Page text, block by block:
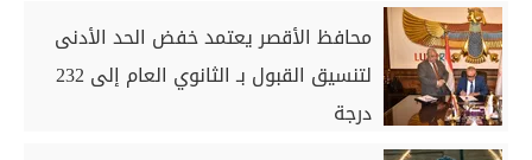
محافظ الأقصر يعتمد خفض الحد الأدنى
لتنسيق القبول بـ الثانوي العام إلى 232
درجة